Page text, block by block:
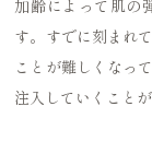
加齢によって肌の
す。すでに刻まれ
ことが難しくなっ
注入していくこと